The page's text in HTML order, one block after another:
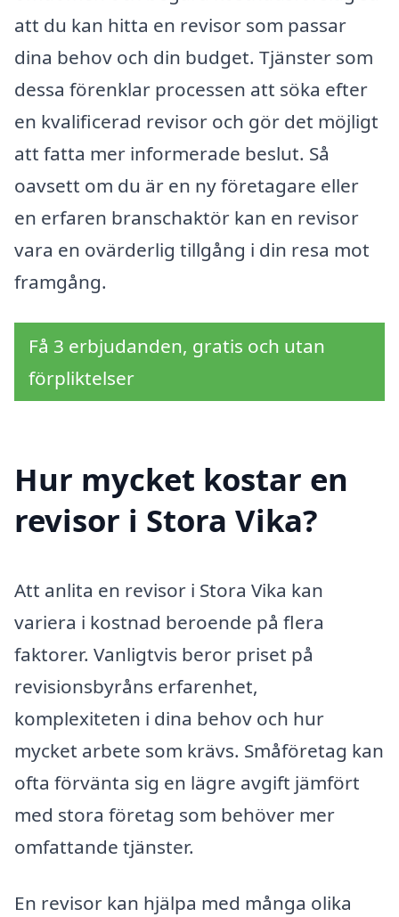
att du kan hitta en revisor som passar
dina behov och din budget. Tjänster som
dessa förenklar processen att söka efter
en kvalificerad revisor och gör det möjligt
att fatta mer informerade beslut. Så
oavsett om du är en ny företagare eller
en erfaren branschaktör kan en revisor
vara en ovärderlig tillgång i din resa mot
framgång.
Få 3 erbjudanden, gratis och utan
förpliktelser
Hur mycket kostar en
revisor i Stora Vika?
Att anlita en revisor i Stora Vika kan
variera i kostnad beroende på flera
faktorer. Vanligtvis beror priset på
revisionsbyråns erfarenhet,
komplexiteten i dina behov och hur
mycket arbete som krävs. Småföretag kan
ofta förvänta sig en lägre avgift jämfört
med stora företag som behöver mer
omfattande tjänster.
En revisor kan hjälpa med många olika